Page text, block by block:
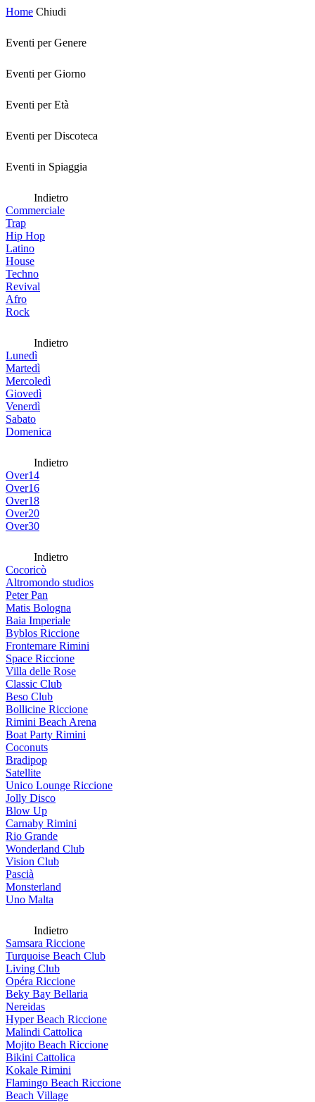
Home Chiudi
Eventi per Genere
Eventi per Giorno
Eventi per Età
Eventi per Discoteca
Eventi in Spiaggia
Indietro
Commerciale
Trap
Hip Hop
Latino
House
Techno
Revival
Afro
Rock
Indietro
Lunedì
Martedì
Mercoledì
Giovedì
Venerdì
Sabato
Domenica
Indietro
Over14
Over16
Over18
Over20
Over30
Indietro
Cocoricò
Altromondo studios
Peter Pan
Matis Bologna
Baia Imperiale
Byblos Riccione
Frontemare Rimini
Space Riccione
Villa delle Rose
Classic Club
Beso Club
Bollicine Riccione
Rimini Beach Arena
Boat Party Rimini
Coconuts
Bradipop
Satellite
Unico Lounge Riccione
Jolly Disco
Blow Up
Carnaby Rimini
Rio Grande
Wonderland Club
Vision Club
Pascià
Monsterland
Uno Malta
Indietro
Samsara Riccione
Turquoise Beach Club
Living Club
Opéra Riccione
Beky Bay Bellaria
Nereidas
Hyper Beach Riccione
Malindi Cattolica
Mojito Beach Riccione
Bikini Cattolica
Kokale Rimini
Flamingo Beach Riccione
Beach Village